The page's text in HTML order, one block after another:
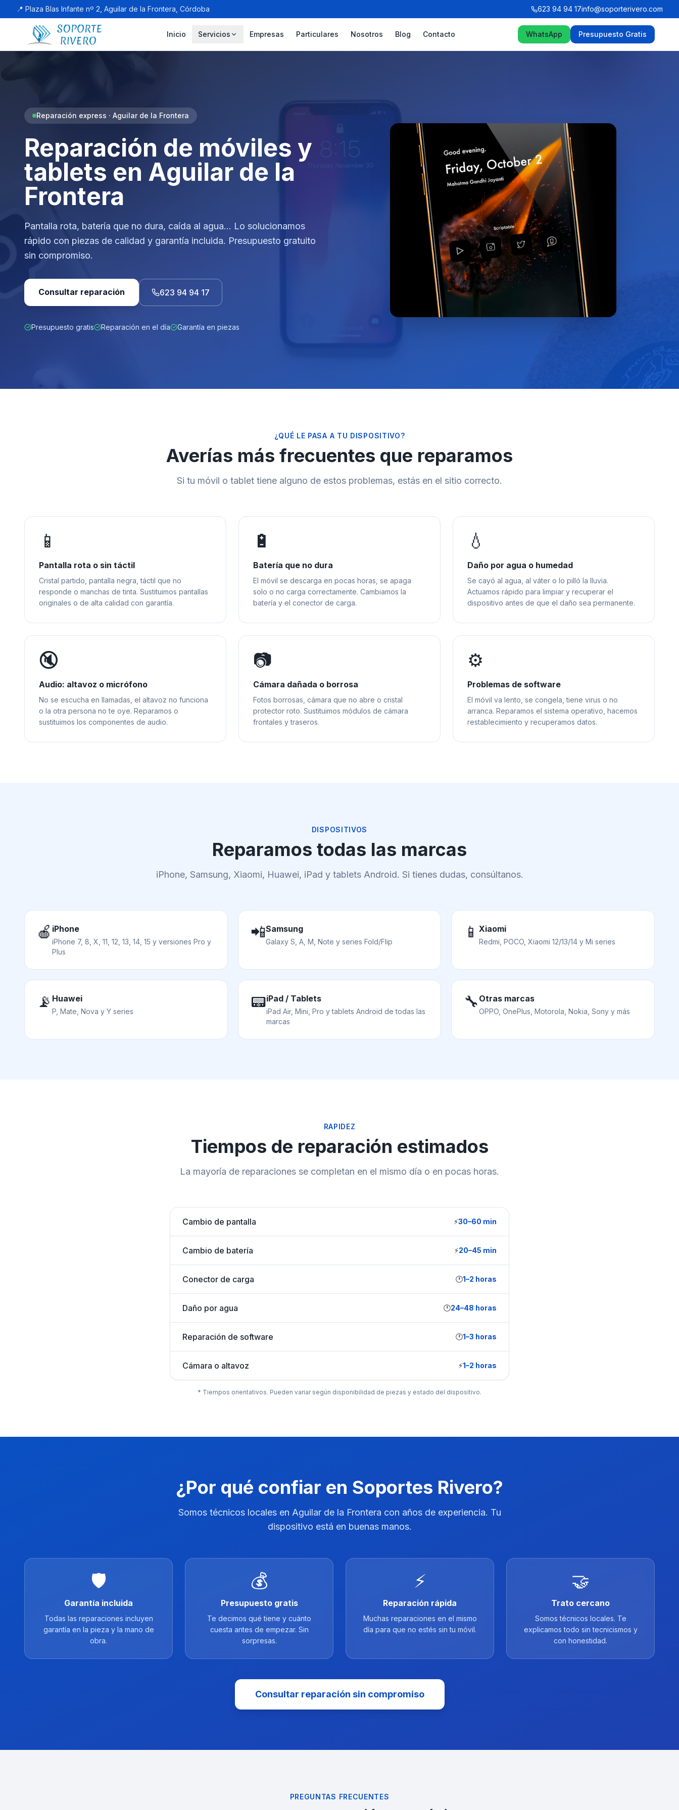
📍 Plaza Blas Infante nº 2, Aguilar de la Frontera, Córdoba 623 94 94 17info@soporterivero.com
Inicio Servicios Empresas Particulares Nosotros Blog Contacto WhatsApp Presupuesto Gratis
Reparación express · Aguilar de la Frontera
Reparación de móviles y
tablets en Aguilar de la
Frontera
Pantalla rota, batería que no dura, caída al agua… Lo solucionamos
rápido con piezas de calidad y garantía incluida. Presupuesto gratuito
sin compromiso.
Consultar reparación 623 94 94 17
Presupuesto gratis Reparación en el día Garantía en piezas
¿QUÉ LE PASA A TU DISPOSITIVO?
Averías más frecuentes que reparamos
Si tu móvil o tablet tiene alguno de estos problemas, estás en el sitio correcto.
📱
Pantalla rota o sin táctil
Cristal partido, pantalla negra, táctil que no
responde o manchas de tinta. Sustituimos pantallas
originales o de alta calidad con garantía.
🔋
Batería que no dura
El móvil se descarga en pocas horas, se apaga
solo o no carga correctamente. Cambiamos la
batería y el conector de carga.
💧
Daño por agua o humedad
Se cayó al agua, al váter o lo pilló la lluvia.
Actuamos rápido para limpiar y recuperar el
dispositivo antes de que el daño sea permanente.
🔇
Audio: altavoz o micrófono
No se escucha en llamadas, el altavoz no funciona
o la otra persona no te oye. Reparamos o
sustituimos los componentes de audio.
📷
Cámara dañada o borrosa
Fotos borrosas, cámara que no abre o cristal
protector roto. Sustituimos módulos de cámara
frontales y traseros.
⚙️
Problemas de software
El móvil va lento, se congela, tiene virus o no
arranca. Reparamos el sistema operativo, hacemos
restablecimiento y recuperamos datos.
DISPOSITIVOS
Reparamos todas las marcas
iPhone, Samsung, Xiaomi, Huawei, iPad y tablets Android. Si tienes dudas, consúltanos.
🍎 iPhone
iPhone 7, 8, X, 11, 12, 13, 14, 15 y versiones Pro y
Plus
📲Samsung
Galaxy S, A, M, Note y series Fold/Flip
📱Xiaomi
Redmi, POCO, Xiaomi 12/13/14 y Mi series
📡 Huawei
P, Mate, Nova y Y series
📟iPad / Tablets
iPad Air, Mini, Pro y tablets Android de todas las
marcas
🔧 Otras marcas
OPPO, OnePlus, Motorola, Nokia, Sony y más
RAPIDEZ
Tiempos de reparación estimados
La mayoría de reparaciones se completan en el mismo día o en pocas horas.
Cambio de pantalla ⚡30–60 min
Cambio de batería ⚡20–45 min
Conector de carga 🕐1–2 horas
Daño por agua 🕐24–48 horas
Reparación de software 🕐1–3 horas
Cámara o altavoz ⚡1–2 horas
* Tiempos orientativos. Pueden variar según disponibilidad de piezas y estado del dispositivo.
¿Por qué confiar en Soportes Rivero?
Somos técnicos locales en Aguilar de la Frontera con años de experiencia. Tu
dispositivo está en buenas manos.
🛡️
Garantía incluida
Todas las reparaciones incluyen
garantía en la pieza y la mano de
obra.
💰
Presupuesto gratis
Te decimos qué tiene y cuánto
cuesta antes de empezar. Sin
sorpresas.
⚡
Reparación rápida
Muchas reparaciones en el mismo
día para que no estés sin tu móvil.
🤝
Trato cercano
Somos técnicos locales. Te
explicamos todo sin tecnicismos y
con honestidad.
Consultar reparación sin compromiso
PREGUNTAS FRECUENTES